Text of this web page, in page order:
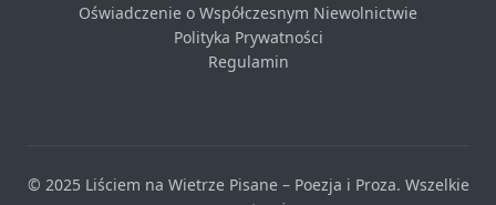
Oświadczenie o Współczesnym Niewolnictwie
Polityka Prywatności
Regulamin
© 2025 Liściem na Wietrze Pisane – Poezja i Proza. Wszelkie